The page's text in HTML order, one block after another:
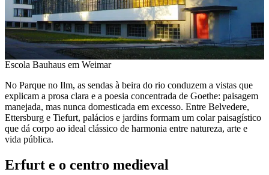
Escola Bauhaus em Weimar
No Parque no Ilm, as sendas à beira do rio conduzem a vistas que
explicam a prosa clara e a poesia concentrada de Goethe: paisagem
manejada, mas nunca domesticada em excesso. Entre Belvedere,
Ettersburg e Tiefurt, palácios e jardins formam um colar paisagístico
que dá corpo ao ideal clássico de harmonia entre natureza, arte e
vida pública.
Erfurt e o centro medieval